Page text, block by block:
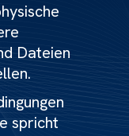
Dateien
spricht